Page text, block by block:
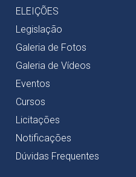
ELEIÇÕES
Legislação
Galeria de Fotos
Galeria de Vídeos
Eventos
Cursos
Licitações
Notificações
Dúvidas Frequentes